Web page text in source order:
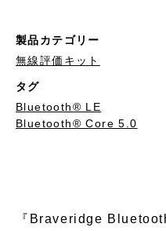
製品カテゴリー
無線評価キット
タグ
Bluetooth®︎ LE
Bluetooth® Core 5.0
『Braveridge